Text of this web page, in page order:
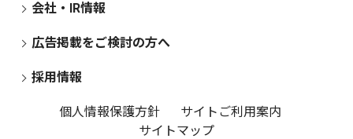
会社・IR情報
広告掲載をご検討の方へ
採用情報
個人情報保護方針
サイトご利用案内
サイトマップ